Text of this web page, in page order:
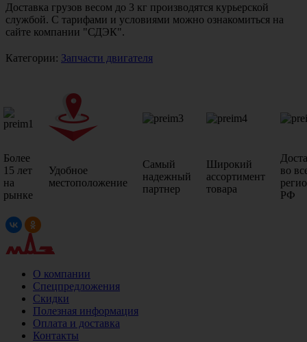
Доставка грузов весом до 3 кг производятся курьерской
службой. С тарифами и условиями можно ознакомиться на
сайте компании "СДЭК".
Категории: Запчасти двигателя
Более
15 лет
на
рынке
Удобное
местоположение
Самый
надежный
партнер
Широкий
ассортимент
товара
во
РФ
О компании
Спецпредложения
Скидки
Полезная информация
Оплата и доставка
Контакты